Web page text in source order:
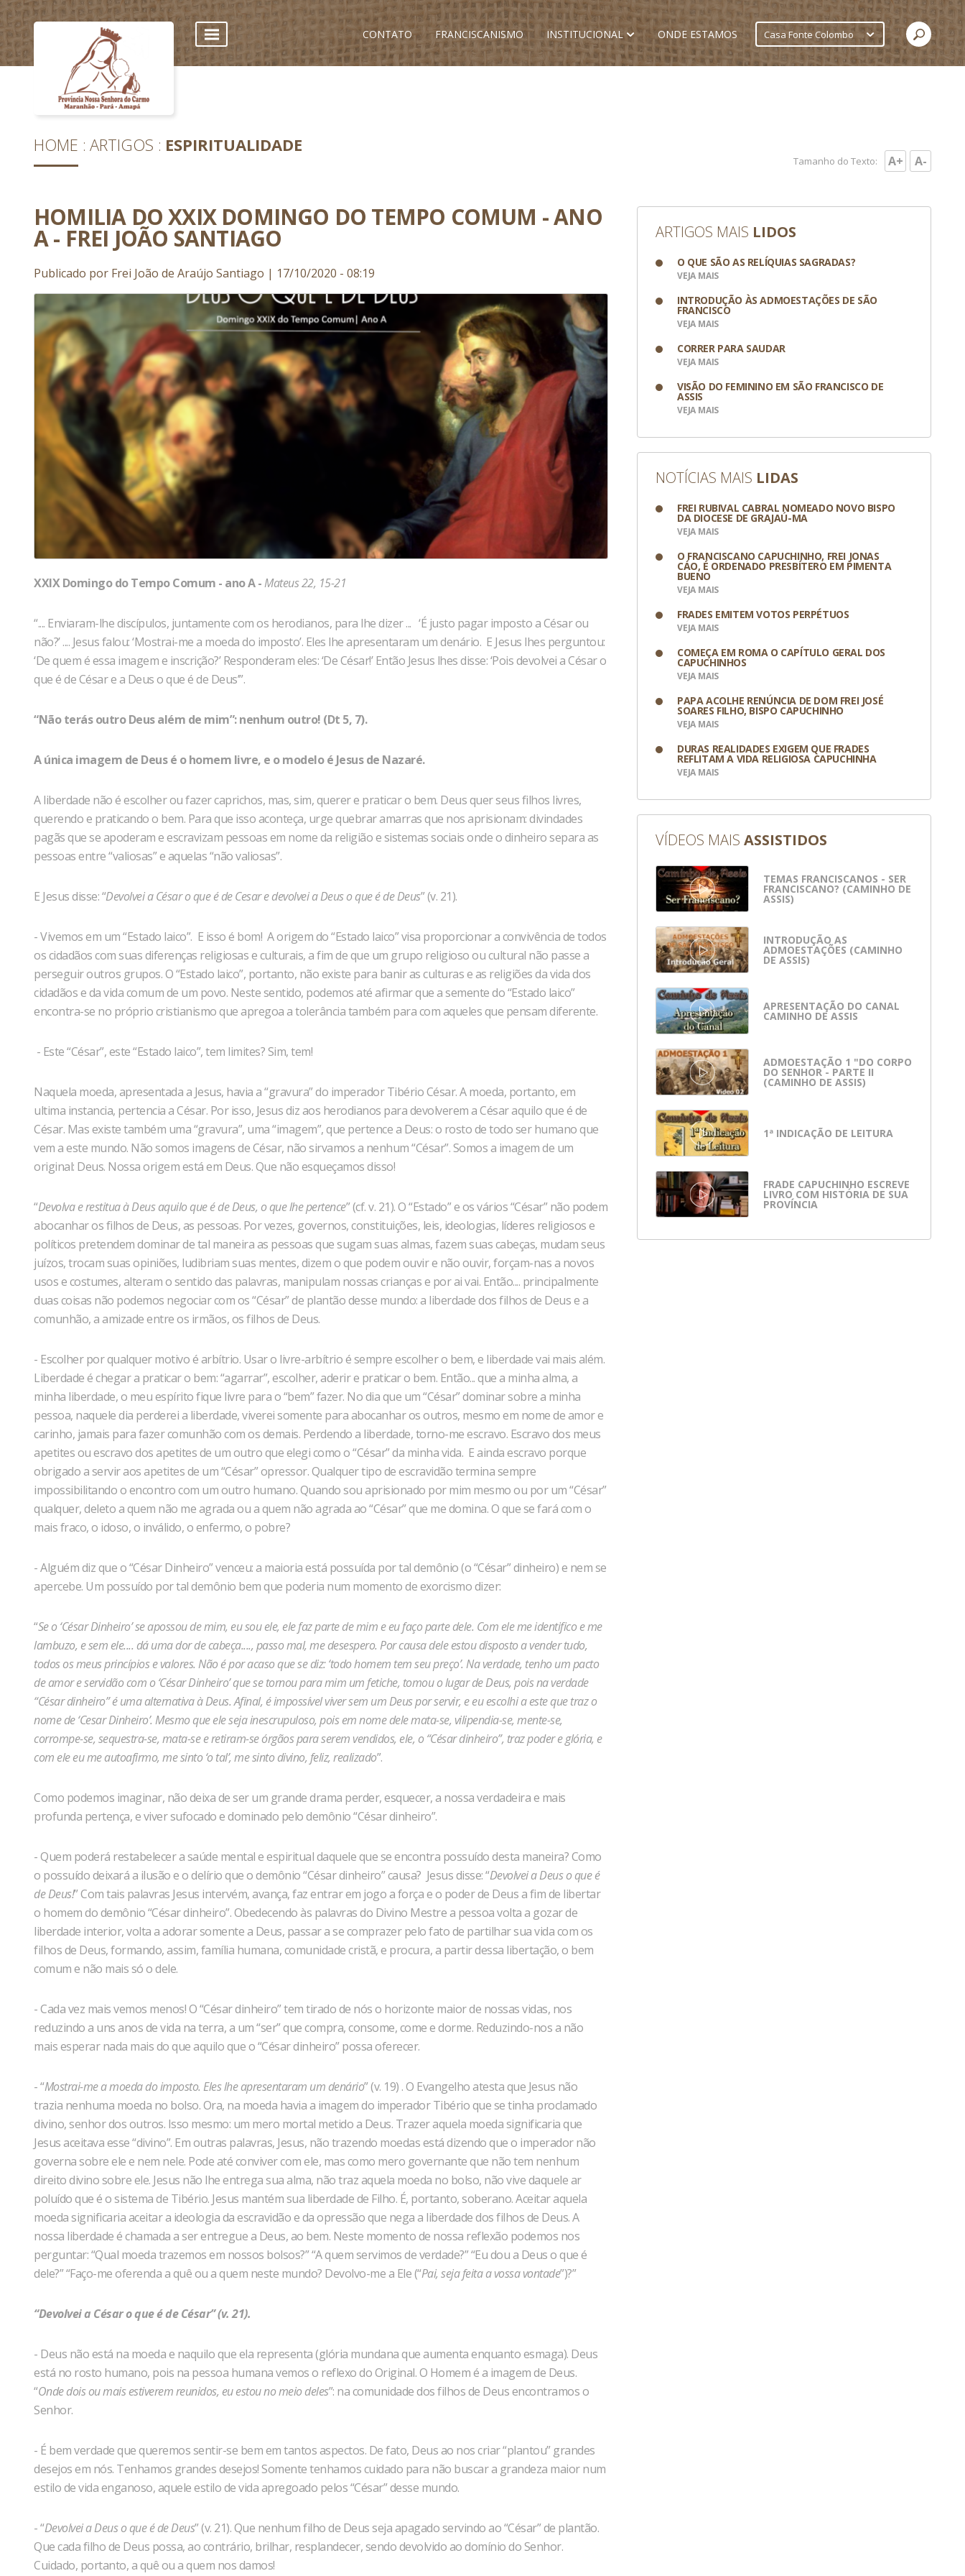
CONTATO FRANCISCANISMO INSTITUCIONAL ONDE ESTAMOS Casa Fonte Colombo
HOME ARTIGOS ESPIRITUALIDADE
Tamanho do Texto: A+ A-
HOMILIA DO XXIX DOMINGO DO TEMPO COMUM - ANO
A - FREI JOÃO SANTIAGO
Publicado por Frei João de Araújo Santiago | 17/10/2020 - 08:19
XXIX Domingo do Tempo Comum - ano A -Mateus 22, 15-21
“.... Enviaram-lhe discípulos, juntamente com os herodianos, para lhe dizer ... ‘É justo pagar imposto a César ou
não?’ .... Jesus falou: ‘Mostrai-me a moeda do imposto’. Eles lhe apresentaram um denário. E Jesus lhes perguntou:
‘De quem é essa imagem e inscrição?’ Responderam eles: ‘De César!’ Então Jesus lhes disse: ‘Pois devolvei a César o
que é de César e a Deus o que é de Deus’”.
“Não terás outro Deus além de mim”: nenhum outro! (Dt 5, 7).
A única imagem de Deus é o homem livre, e o modelo é Jesus de Nazaré.
A liberdade não é escolher ou fazer caprichos, mas, sim, querer e praticar o bem. Deus quer seus filhos livres,
querendo e praticando o bem. Para que isso aconteça, urge quebrar amarras que nos aprisionam: divindades
pagãs que se apoderam e escravizam pessoas em nome da religião e sistemas sociais onde o dinheiro separa as
pessoas entre “valiosas” e aquelas “não valiosas”.
E Jesus disse: “Devolvei a César o que é de Cesar e devolvei a Deus o que é de Deus” (v. 21).
- Vivemos em um “Estado laico”. E isso é bom! A origem do “Estado laico” visa proporcionar a convivência de todos
os cidadãos com suas diferenças religiosas e culturais, a fim de que um grupo religioso ou cultural não passe a
perseguir outros grupos. O “Estado laico”, portanto, não existe para banir as culturas e as religiões da vida dos
cidadãos e da vida comum de um povo. Neste sentido, podemos até afirmar que a semente do “Estado laico”
encontra-se no próprio cristianismo que apregoa a tolerância também para com aqueles que pensam diferente.
- Este “César”, este “Estado laico”, tem limites? Sim, tem!
Naquela moeda, apresentada a Jesus, havia a “gravura” do imperador Tibério César. A moeda, portanto, em
ultima instancia, pertencia a César. Por isso, Jesus diz aos herodianos para devolverem a César aquilo que é de
César. Mas existe também uma “gravura”, uma “imagem”, que pertence a Deus: o rosto de todo ser humano que
vem a este mundo. Não somos imagens de César, não sirvamos a nenhum “César”. Somos a imagem de um
original: Deus. Nossa origem está em Deus. Que não esqueçamos disso!
“Devolva e restitua à Deus aquilo que é de Deus, o que lhe pertence” (cf. v. 21). O “Estado” e os vários “César” não podem
abocanhar os filhos de Deus, as pessoas. Por vezes, governos, constituições, leis, ideologias, líderes religiosos e
políticos pretendem dominar de tal maneira as pessoas que sugam suas almas, fazem suas cabeças, mudam seus
juízos, trocam suas opiniões, ludibriam suas mentes, dizem o que podem ouvir e não ouvir, forçam-nas a novos
usos e costumes, alteram o sentido das palavras, manipulam nossas crianças e por ai vai. Então.... principalmente
duas coisas não podemos negociar com os “César” de plantão desse mundo: a liberdade dos filhos de Deus e a
comunhão, a amizade entre os irmãos, os filhos de Deus.
- Escolher por qualquer motivo é arbítrio. Usar o livre-arbítrio é sempre escolher o bem, e liberdade vai mais além.
Liberdade é chegar a praticar o bem: “agarrar”, escolher, aderir e praticar o bem. Então... que a minha alma, a
minha liberdade, o meu espírito fique livre para o “bem” fazer. No dia que um “César” dominar sobre a minha
pessoa, naquele dia perderei a liberdade, viverei somente para abocanhar os outros, mesmo em nome de amor e
carinho, jamais para fazer comunhão com os demais. Perdendo a liberdade, torno-me escravo. Escravo dos meus
apetites ou escravo dos apetites de um outro que elegi como o “César” da minha vida. E ainda escravo porque
obrigado a servir aos apetites de um “César” opressor. Qualquer tipo de escravidão termina sempre
impossibilitando o encontro com um outro humano. Quando sou aprisionado por mim mesmo ou por um “César”
qualquer, deleto a quem não me agrada ou a quem não agrada ao “César” que me domina. O que se fará com o
mais fraco, o idoso, o inválido, o enfermo, o pobre?
- Alguém diz que o “César Dinheiro” venceu: a maioria está possuída por tal demônio (o “César” dinheiro) e nem se
apercebe. Um possuído por tal demônio bem que poderia num momento de exorcismo dizer:
“Se o ‘César Dinheiro’ se apossou de mim, eu sou ele, ele faz parte de mim e eu faço parte dele. Com ele me identifico e me
lambuzo, e sem ele.... dá uma dor de cabeça...., passo mal, me desespero. Por causa dele estou disposto a vender tudo,
todos os meus princípios e valores. Não é por acaso que se diz: ‘todo homem tem seu preço’. Na verdade, tenho um pacto
de amor e servidão com o ‘César Dinheiro’ que se tornou para mim um fetiche, tomou o lugar de Deus, pois na verdade
“César dinheiro” é uma alternativa à Deus. Afinal, é impossível viver sem um Deus por servir, e eu escolhi a este que traz o
nome de ‘Cesar Dinheiro’. Mesmo que ele seja inescrupuloso, pois em nome dele mata-se, vilipendia-se, mente-se,
corrompe-se, sequestra-se, mata-se e retiram-se órgãos para serem vendidos, ele, o “César dinheiro”, traz poder e glória, e
com ele eu me autoafirmo, me sinto ‘o tal’, me sinto divino, feliz, realizado”.
Como podemos imaginar, não deixa de ser um grande drama perder, esquecer, a nossa verdadeira e mais
profunda pertença, e viver sufocado e dominado pelo demônio “César dinheiro”.
- Quem poderá restabelecer a saúde mental e espiritual daquele que se encontra possuído desta maneira? Como
o possuído deixará a ilusão e o delírio que o demônio “César dinheiro” causa? Jesus disse: “Devolvei a Deus o que é
de Deus!” Com tais palavras Jesus intervém, avança, faz entrar em jogo a força e o poder de Deus a fim de libertar
o homem do demônio “César dinheiro”. Obedecendo às palavras do Divino Mestre a pessoa volta a gozar de
liberdade interior, volta a adorar somente a Deus, passar a se comprazer pelo fato de partilhar sua vida com os
filhos de Deus, formando, assim, família humana, comunidade cristã, e procura, a partir dessa libertação, o bem
comum e não mais só o dele.
- Cada vez mais vemos menos! O “César dinheiro” tem tirado de nós o horizonte maior de nossas vidas, nos
reduzindo a uns anos de vida na terra, a um “ser” que compra, consome, come e dorme. Reduzindo-nos a não
mais esperar nada mais do que aquilo que o “César dinheiro” possa oferecer.
- “Mostrai-me a moeda do imposto. Eles lhe apresentaram um denário” (v. 19) . O Evangelho atesta que Jesus não
trazia nenhuma moeda no bolso. Ora, na moeda havia a imagem do imperador Tibério que se tinha proclamado
divino, senhor dos outros. Isso mesmo: um mero mortal metido a Deus. Trazer aquela moeda significaria que
Jesus aceitava esse “divino”. Em outras palavras, Jesus, não trazendo moedas está dizendo que o imperador não
governa sobre ele e nem nele. Pode até conviver com ele, mas como mero governante que não tem nenhum
direito divino sobre ele. Jesus não lhe entrega sua alma, não traz aquela moeda no bolso, não vive daquele ar
poluído que é o sistema de Tibério. Jesus mantém sua liberdade de Filho. É, portanto, soberano. Aceitar aquela
moeda significaria aceitar a ideologia da escravidão e da opressão que nega a liberdade dos filhos de Deus. A
nossa liberdade é chamada a ser entregue a Deus, ao bem. Neste momento de nossa reflexão podemos nos
perguntar: “Qual moeda trazemos em nossos bolsos?” “A quem servimos de verdade?” “Eu dou a Deus o que é
dele?” “Faço-me oferenda a quê ou a quem neste mundo? Devolvo-me a Ele (“Pai, seja feita a vossa vontade”)?”
“Devolvei a César o que é de César”(v. 21).
- Deus não está na moeda e naquilo que ela representa (glória mundana que aumenta enquanto esmaga). Deus
está no rosto humano, pois na pessoa humana vemos o reflexo do Original. O Homem é a imagem de Deus.
“Onde dois ou mais estiverem reunidos, eu estou no meio deles”: na comunidade dos filhos de Deus encontramos o
Senhor.
- É bem verdade que queremos sentir-se bem em tantos aspectos. De fato, Deus ao nos criar “plantou” grandes
desejos em nós. Tenhamos grandes desejos! Somente tenhamos cuidado para não buscar a grandeza maior num
estilo de vida enganoso, aquele estilo de vida apregoado pelos “César” desse mundo.
- “Devolvei a Deus o que é de Deus” (v. 21). Que nenhum filho de Deus seja apagado servindo ao “César” de plantão.
Que cada filho de Deus possa, ao contrário, brilhar, resplandecer, sendo devolvido ao domínio do Senhor.
Cuidado, portanto, a quê ou a quem nos damos!
ARTIGOS MAIS LIDOS
O QUE SÃO AS RELÍQUIAS SAGRADAS?
VEJA MAIS
INTRODUÇÃO ÀS ADMOESTAÇÕES DE SÃO
FRANCISCO
VEJA MAIS
CORRER PARA SAUDAR
VEJA MAIS
VISÃO DO FEMININO EM SÃO FRANCISCO DE
ASSIS
VEJA MAIS
NOTÍCIAS MAIS LIDAS
FREI RUBIVAL CABRAL NOMEADO NOVO BISPO
DA DIOCESE DE GRAJAÚ-MA
VEJA MAIS
O FRANCISCANO CAPUCHINHO, FREI JONAS
CÁO, É ORDENADO PRESBÍTERO EM PIMENTA
BUENO
VEJA MAIS
FRADES EMITEM VOTOS PERPÉTUOS
VEJA MAIS
COMEÇA EM ROMA O CAPÍTULO GERAL DOS
CAPUCHINHOS
VEJA MAIS
PAPA ACOLHE RENÚNCIA DE DOM FREI JOSÉ
SOARES FILHO, BISPO CAPUCHINHO
VEJA MAIS
DURAS REALIDADES EXIGEM QUE FRADES
REFLITAM A VIDA RELIGIOSA CAPUCHINHA
VEJA MAIS
VÍDEOS MAIS ASSISTIDOS
TEMAS FRANCISCANOS - SER
FRANCISCANO? (CAMINHO DE
ASSIS)
INTRODUÇÃO AS
ADMOESTAÇÕES (CAMINHO
DE ASSIS)
APRESENTAÇÃO DO CANAL
CAMINHO DE ASSIS
ADMOESTAÇÃO 1 "DO CORPO
DO SENHOR - PARTE II
(CAMINHO DE ASSIS)
1ª INDICAÇÃO DE LEITURA
FRADE CAPUCHINHO ESCREVE
LIVRO COM HISTÓRIA DE SUA
PROVÍNCIA